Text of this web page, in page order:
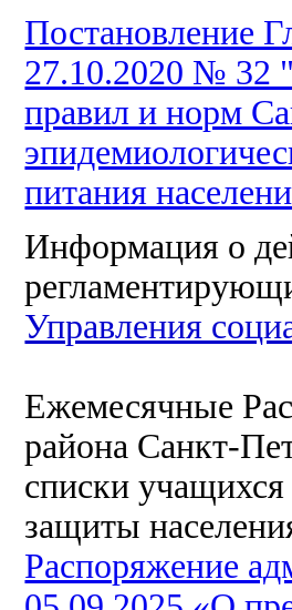
Постановление
27.10.2020 № 32
правил и норм
питания
Информация о
Управления
Ежемесячные
района Санкт-
списки
защиты
Распоряжение